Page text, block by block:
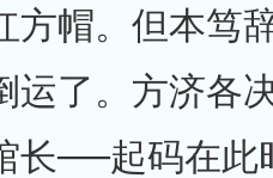
方帽。但本笃
运了。方济各
长──起码在此